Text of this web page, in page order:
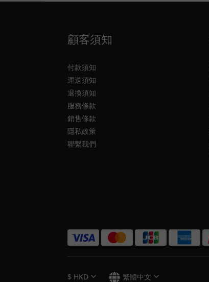
顧客須知
付款須知
運送須知
退換須知
服務條款
銷售條款
隱私政策
聯繫我們
$ HKD 繁體中文